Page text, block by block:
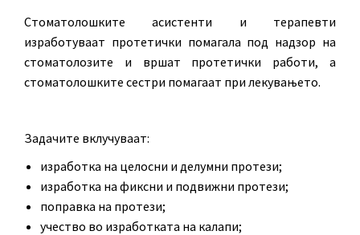
Стоматолошките асистенти и терапевти
изработуваат протетички помагала под надзор на
стоматолозите и вршат протетички работи, а
стоматолошките сестри помагаат при лекувањето.
Задачите вклучуваат:
изработка на целосни и делумни протези;
изработка на фиксни и подвижни протези;
поправка на протези;
учество во изработката на калапи;